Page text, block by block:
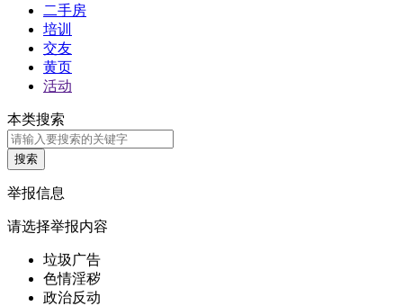
二手房
培训
交友
黄页
活动
本类搜索
举报信息
请选择举报内容
垃圾广告
色情淫秽
政治反动